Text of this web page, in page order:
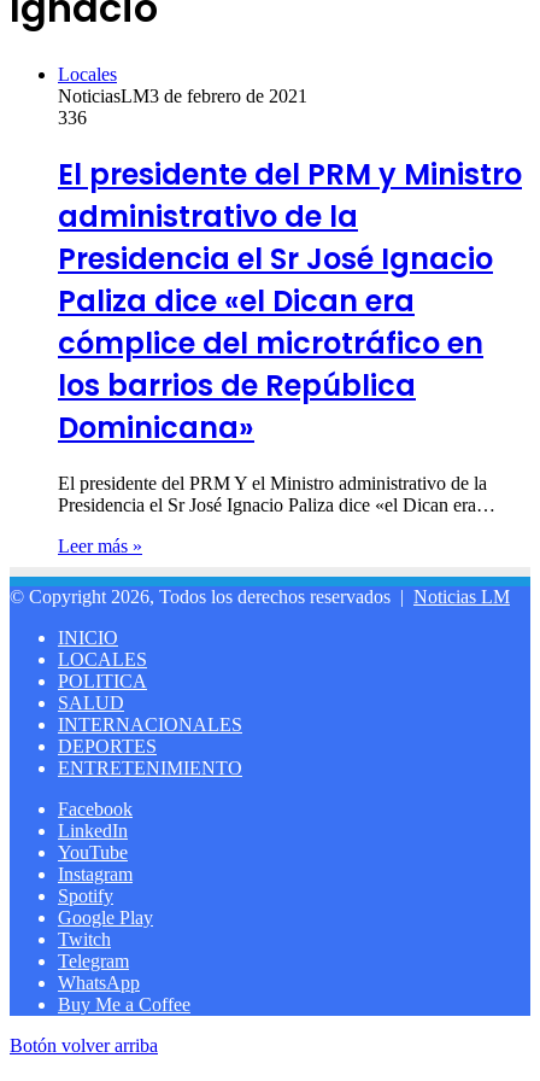
Locales
NoticiasLM3 de febrero de 2021
336
El presidente del PRM y Ministro
administrativo de la
Presidencia el Sr José Ignacio
Paliza dice «el Dican era
cómplice del microtráfico en
los barrios de República
Dominicana»
El presidente del PRM Y el Ministro administrativo de la
Presidencia el Sr José Ignacio Paliza dice «el Dican era…
Leer más »
© Copyright 2026, Todos los derechos reservados | Noticias LM
INICIO
LOCALES
POLITICA
SALUD
INTERNACIONALES
DEPORTES
ENTRETENIMIENTO
Facebook
LinkedIn
YouTube
Instagram
Spotify
Google Play
Twitch
Telegram
WhatsApp
Buy Me a Coffee
Botón volver arriba